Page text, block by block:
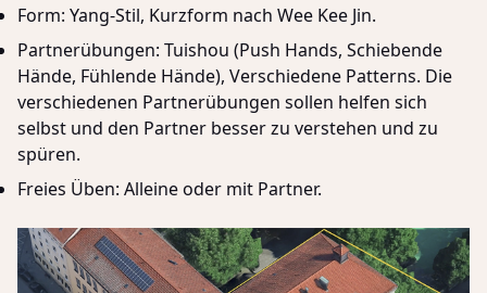
Form: Yang-Stil, Kurzform nach Wee Kee Jin.
Partnerübungen: Tuishou (Push Hands, Schiebende
Hände, Fühlende Hände), Verschiedene Patterns. Die
verschiedenen Partnerübungen sollen helfen sich
selbst und den Partner besser zu verstehen und zu
spüren.
Freies Üben: Alleine oder mit Partner.